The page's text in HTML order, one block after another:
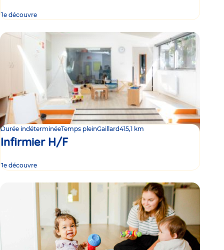
Je découvre
Durée indéterminéeTemps pleinGaillard415,1 km
Infirmier H/F
Je découvre